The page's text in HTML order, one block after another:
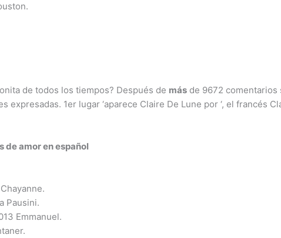
de todos los tiempos? Después de más de 9672
expresadas. 1er lugar ‘aparece Claire De Lune por ‘, el francés
de amor en español
Pausini.
Emmanuel.